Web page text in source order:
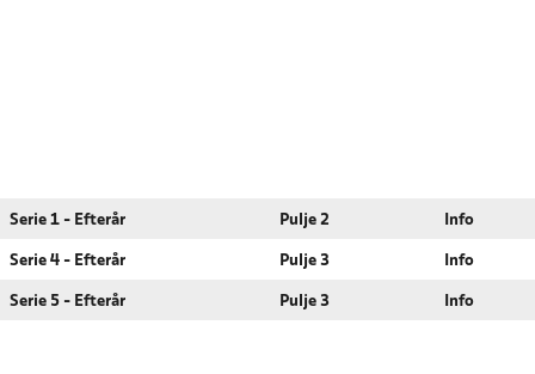
Serie 1 - Efterår Pulje 2 Info
Serie 4 - Efterår Pulje 3 Info
Serie 5 - Efterår Pulje 3 Info